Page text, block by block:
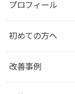
プロフィール
初めての方へ
改善事例